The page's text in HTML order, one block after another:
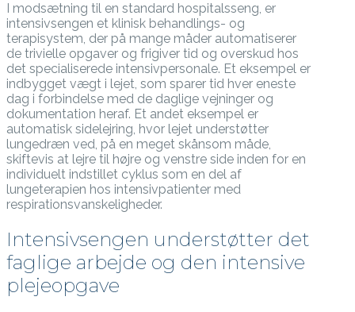
I modsætning til en standard hospitalsseng, er
intensivsengen et klinisk behandlings- og
terapisystem, der på mange måder automatiserer
de trivielle opgaver og frigiver tid og overskud hos
det specialiserede intensivpersonale. Et eksempel er
indbygget vægt i lejet, som sparer tid hver eneste
dag i forbindelse med de daglige vejninger og
dokumentation heraf. Et andet eksempel er
automatisk sidelejring, hvor lejet understøtter
lungedræn ved, på en meget skånsom måde,
skiftevis at lejre til højre og venstre side inden for en
individuelt indstillet cyklus som en del af
lungeterapien hos intensivpatienter med
respirationsvanskeligheder.
Intensivsengen understøtter det
faglige arbejde og den intensive
plejeopgave